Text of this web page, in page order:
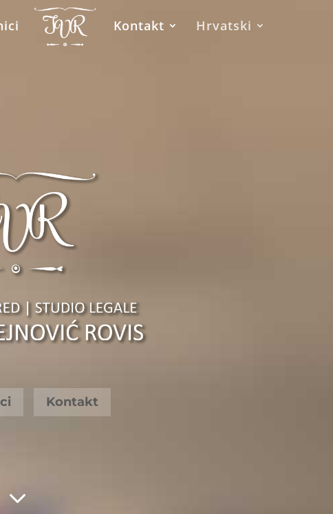
Kontakt Hrvatski
Kontakt
3